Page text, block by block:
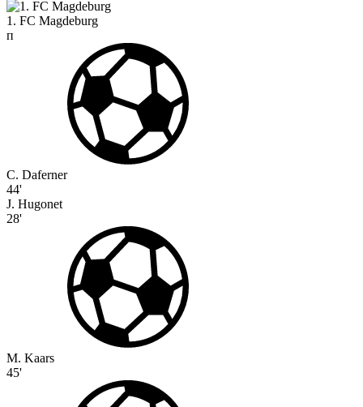
1. FC Magdeburg
п
C. Daferner
44'
J. Hugonet
28'
M. Kaars
45'